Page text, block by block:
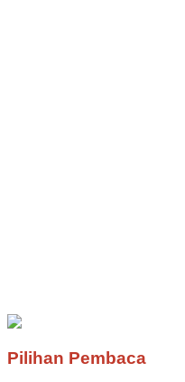
Pilihan Pembaca